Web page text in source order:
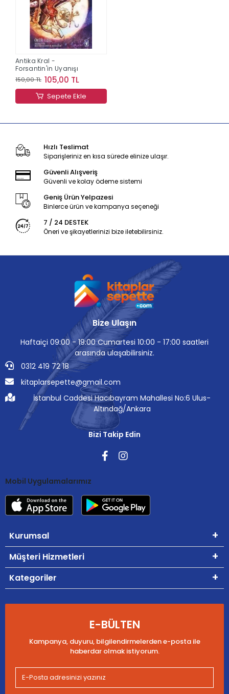
Antika Kral -
Forsantin'in Uyanışı
150,00 TL 105,00 TL
Sepete Ekle
Hızlı Teslimat
Siparişleriniz en kısa sürede elinize ulaşır.
Güvenli Alışveriş
Güvenli ve kolay ödeme sistemi
Geniş Ürün Yelpazesi
Binlerce ürün ve kampanya seçeneği
7 / 24 DESTEK
Öneri ve şikayetlerinizi bize iletebilirsiniz.
Bize Ulaşın
Haftaiçi 09:00 - 19:00 Cumartesi 10:00 - 17:00 saatleri
arasında ulaşabilirsiniz.
0312 419 72 18
kitaplarsepette@gmail.com
İstanbul Caddesi Hacıbayram Mahallesi No:6 Ulus-
Altındağ/Ankara
Bizi Takip Edin
Mobil Uygulamalarımız
Kurumsal
Müşteri Hizmetleri
Kategoriler
E-BÜLTEN
Kampanya, duyuru, bilgilendirmelerden e-posta ile
haberdar olmak istiyorum.